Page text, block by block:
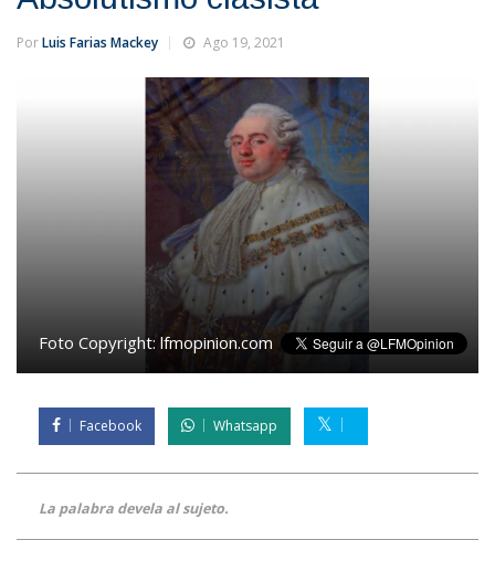
PorLuis Farias Mackey Ago 19, 2021
Foto Copyright:lfmopinion.com
Facebook Whatsapp
La palabra devela al sujeto.